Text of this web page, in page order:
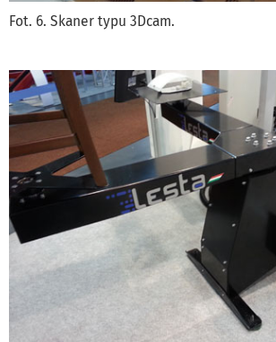
Fot. 6. Skaner typu 3Dcam.